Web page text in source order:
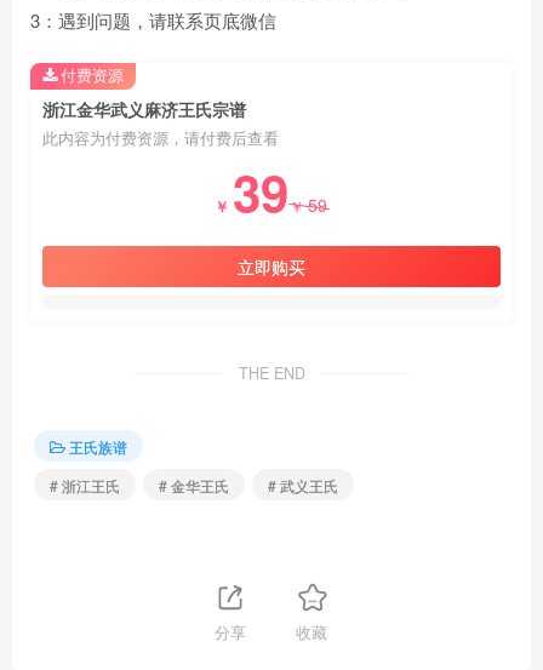
3：遇到问题，请联系页底微信
浙江金华武义麻济王氏宗谱
此内容为付费资源，请付费后查看
￥ 39￥59
立即购买
付费资源
THE END
王氏族谱
# 浙江王氏
# 金华王氏 # 武义王氏
分享 收藏